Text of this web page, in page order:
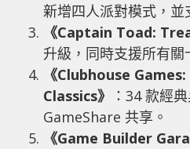
新增四人派對模式，並
《Captain Toad:
升級，同時支援所有關
《Clubhouse
Classics》
：34 款經
GameShare 共享。
《Game Builder